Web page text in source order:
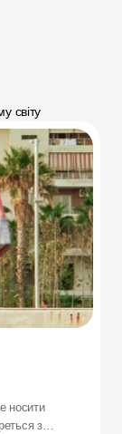
світу
носити
з